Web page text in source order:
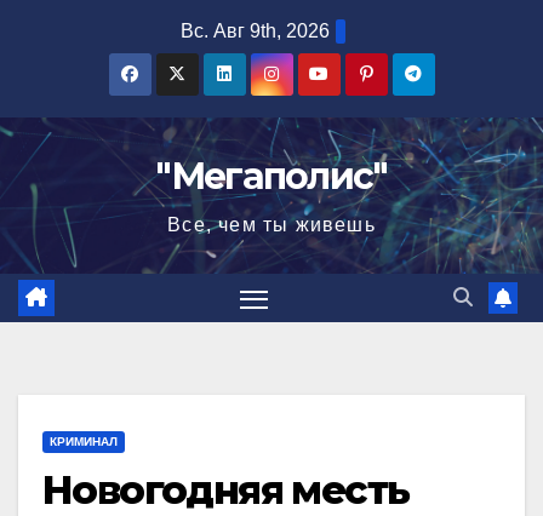
Вс. Авг 9th, 2026
"Мегаполис"
Все, чем ты живешь
КРИМИНАЛ
Новогодняя месть